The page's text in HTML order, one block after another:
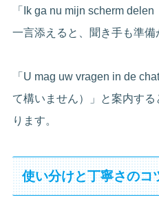
「Ik ga nu mijn scherm
一言添えると、聞き手も準備
「U mag uw vragen in de
て構いません）」と案内す
ります。
使い分けと丁寧さのコ